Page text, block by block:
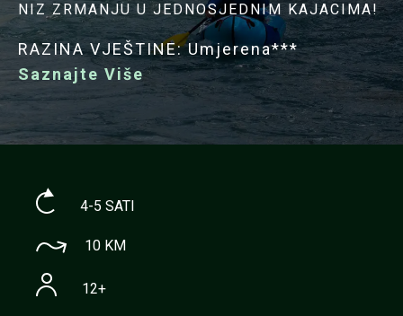
NIZ ZRMANJU U JEDNOSJEDNIM KAJACIMA!
RAZINA VJEŠTINE: Umjerena***
Saznajte Više
4-5 SATI
10 KM
12+